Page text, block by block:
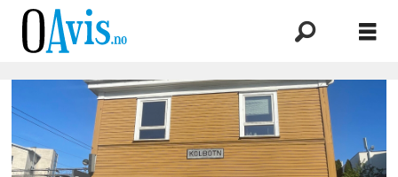
Emne:
samferdselsminister